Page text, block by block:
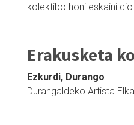
kolektibo honi eskaini
Erakusketa
Ezkurdi, Durango
Durangaldeko Artista